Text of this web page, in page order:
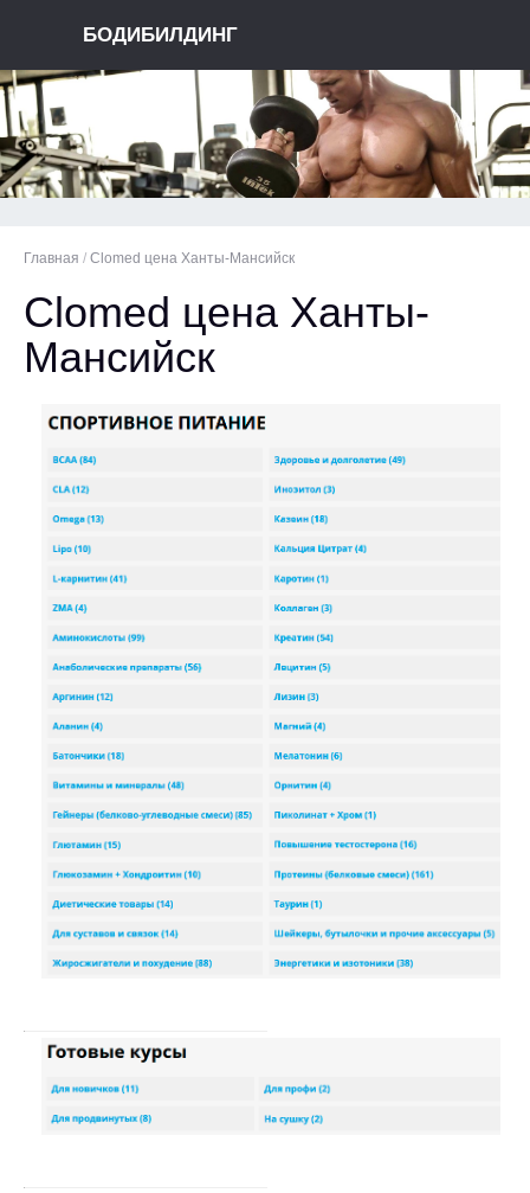
БОДИБИЛДИНГ
Главная / Clomed цена Ханты-Мансийск
Clomed цена Ханты-
Мансийск